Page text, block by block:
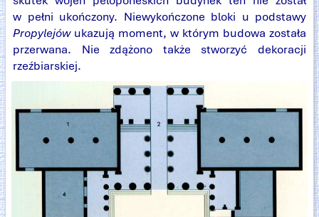
w pełni ukończony. Niewykończone bloki u podstawy
Propylejówukazują moment, w którym budowa została
przerwana. Nie zdążono także stworzyć dekoracji
rzeźbiarskiej.